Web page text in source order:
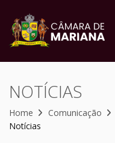
NOTÍCIAS
Home Comunicação
Notícias